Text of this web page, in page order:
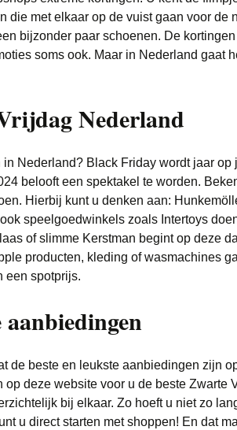
Smartphone
Soundbar
Scheerapparaat
Tablets
Xbox
Waterkokers
Keuken
die met elkaar op de vuist gaan voor de
bijzonder paar schoenen. De
soms ook. Maar in Nederland gaat
Nederland
in Nederland? Black Friday wordt jaar op
belooft een spektakel te worden.
Hierbij kunt u denken aan:
speelgoedwinkels zoals Intertoys
of slimme Kerstman begint op deze
producten, kleding of wasmachines
een spotprijs.
aanbiedingen
de beste en leukste aanbiedingen zijn
op deze website voor u de beste Zwarte
bij elkaar. Zo hoeft u niet zo
u direct starten met shoppen! En dat